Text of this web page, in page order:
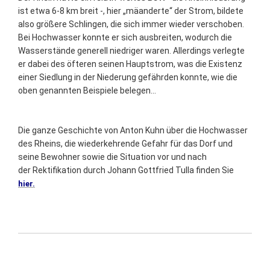
ist etwa 6-8 km breit -, hier „mäanderte“ der Strom, bildete
also größere Schlingen, die sich immer wieder verschoben.
Bei Hochwasser konnte er sich ausbreiten, wodurch die
Wasserstände generell niedriger waren. Allerdings verlegte
er dabei des öfteren seinen Hauptstrom, was die Existenz
einer Siedlung in der Niederung gefährden konnte, wie die
oben genannten Beispiele belegen...
Die ganze Geschichte von Anton Kuhn über die Hochwasser
des Rheins, die wiederkehrende Gefahr für das Dorf und
seine Bewohner sowie die Situation vor und nach
der Rektifikation durch Johann Gottfried Tulla finden Sie
hier.